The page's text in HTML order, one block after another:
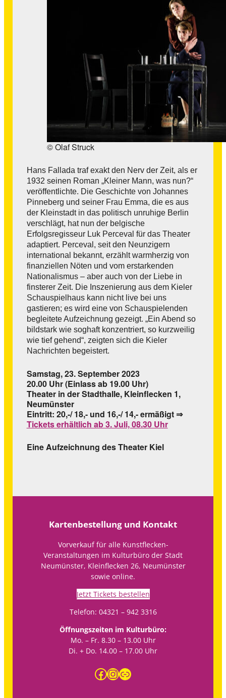
© Olaf Struck
Hans Fallada traf exakt den Nerv der Zeit, als er
1932 seinen Roman „Kleiner Mann, was nun?“
veröffentlichte. Die Geschichte von Johannes
Pinneberg und seiner Frau Emma, die es aus
der Kleinstadt in das politisch unruhige Berlin
verschlägt, hat nun der belgische
Erfolgsregisseur Luk Perceval für das Theater
adaptiert. Perceval, seit den Neunzigern
international bekannt, erzählt warmherzig von
finanziellen Nöten und vom erstarkenden
Nationalismus – aber auch von der Liebe in
finsterer Zeit. Die Inszenierung aus dem Kieler
Schauspielhaus kann nicht live bei uns
gastieren; es wird eine von Schauspielenden
begleitete Aufzeichnung gezeigt. „Ein Abend so
bildstark wie soghaft konzentriert, so kurzweilig
wie tief gehend“, zeigten sich die Kieler
Nachrichten begeistert.
Samstag, 23. September 2023
20.00 Uhr (Einlass ab 19.00 Uhr)
Theater in der Stadthalle, Kleinflecken 1,
Neumünster
Eintritt: 20,-/ 18,- und 16,-/ 14,- ermäßigt ⇒
Tickets erhältlich ab 3. Juli, 08.30 Uhr
Eine Aufzeichnung des Theater Kiel
Kartenbestellung und Kontakt
Vorverkauf für alle Kunstflecken-
Veranstaltungen im Kulturbüro der Stadt
Neumünster, Kleinflecken 26, Neumünster
sowie online.
Jetzt Tickets bestellen
Telefon: 04321 – 942 3316
Öffnungszeiten im Kulturbüro:
Mo. – Fr. 8.30 – 13.00 Uhr
Di. + Do. 14.00 – 17.00 Uhr
Facebook
Instagram
https://www.neumuenster.de/kultur-freizeit/kultur/kultur-auf-einen-blick